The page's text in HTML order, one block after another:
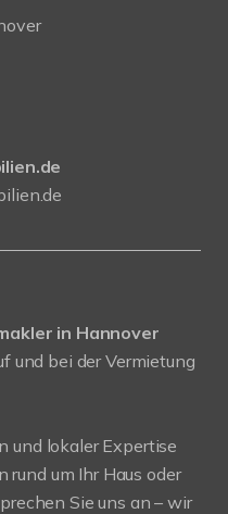
in Hannover
und bei der Vermietung
und lokaler Expertise
rund um Ihr Haus oder
Sie uns an – wir